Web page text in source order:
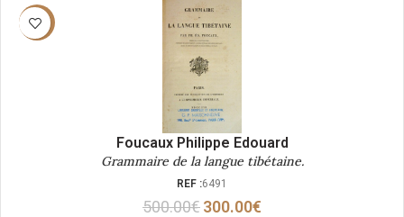
-40%
Foucaux Philippe Edouard
Grammaire de la langue tibétaine.
REF :6491
500.00€300.00€